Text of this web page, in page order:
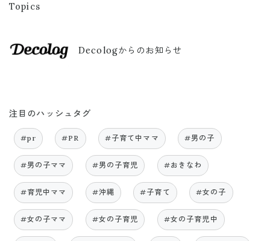
Topics
Decologからのお知らせ
注目のハッシュタグ
#pr #PR #子育て中ママ #男の子
#男の子ママ #男の子育児 #おきなわ
#育児中ママ #沖縄 #子育て #女の子
#女の子ママ #女の子育児 #女の子育児中